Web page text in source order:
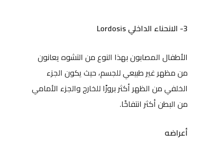
3- الانحناء الداخلي Lordosis
الأطفال المصابون بهذا النوع من التشوه يعانون
من مظهر غير طبيعي للجسم، حيث يكون الجزء
الخلفي من الظهر أكثر بروزًا للخارج والجزء الأمامي
من البطن أكثر انتفاخًا.
أعراضه